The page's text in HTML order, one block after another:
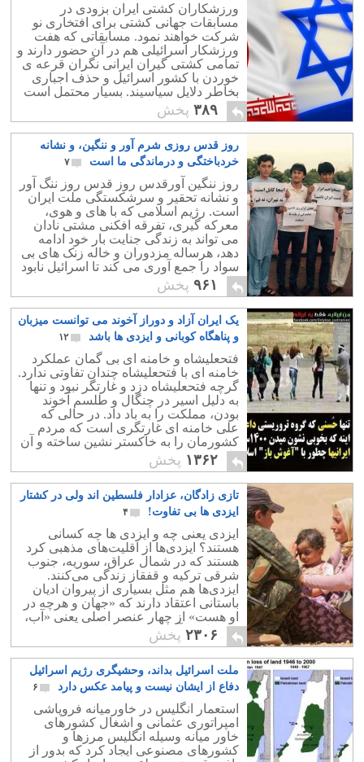
خدای دروغین شما دل بسته اند.
ورزشکاران کشتی ایران بزودی در
مسابقات جهانی کشتی برای افتخاری نو
شرکت خواهند نمود. مسابقاتی که هفت
ورزشکار اسرائیلی هم در آن حضور دارند و
تمامی کشتی گیران ایرانی نگران قرعه ی
خوردن با کشور اسرائیل و حذف اجباری
بخاطر دلایل سیاسیند. بسیار محتمل است
که چندین امید طلایی ایران از جمله حمید
سوریان با برخوردن با حریف اسرائیلی ، از
مسابقات حذف شوند!
۳۸۹ پخش
روز قدس روزی شرم آور و ننگین، و نشانه
خردباختگی و درماندگی ما است
۷
روز ننگین آورقدس روز قدس روز ننگ آور
و نشانه تحقیر و سرشکستگی ملت ایران
است. رژیم اسلامی که با های و هوی،
معرکه گیری، تفرقه افکنی مشتی نادان
می تواند به زندگی جنایت بار خود ادامه
دهد، هرساله مزدوران و خاله زنک های بی
سواد را جمع آوری می کند تا اسرائیل نابود
شود تا تازیان همچنان بر سر قدرت بمانند.
۹۶۱ پخش
یک ایران آزاد و دوراز آخوند می توانست میزبان
و پناهگاه کوبانی و ایزدی ها باشد
۱۲
‎فتحعلیشاه و خامنه ای بی گمان عملکرد
گرچه فتحعلیشاه دزد و غارتگر نبود و تنها
به دلیل اسیر در چنگال و طلسم آخوند
بودن، مملکت را به باد داد‫.‬ در حالی که
علی خامنه ای غارتگری است که مردم
کشورمان را به خاکستر نشین ساخته و آن
را به فروپاشی نیز خواهد کشاند.
۱۳۶۲ پخش
تازی زادگان، عزادار فلسطین اند ولی در کشتار
ایزدی ها بی تفاوت!
۴
ایزدی یعنی چه و ایزدی ها چه کسانی
هستند؟ ایزدی‌ها از اقلیت‌های مذهبی کرد
هستند که در شمال عراق، سوریه، جنوب
شرقی ترکیه و قفقاز زندگی می‌کنند.
ایزدی‌ها هم مثل بسیاری از پیروان ادیان
باستانی اعتقاد دارند که «جهان و هرچه در
او هست» از چهار عنصر اصلی یعنی «آب،
باد، خاک و آتش» ترکیب یافته‌است.
۲۳۰۶ پخش
ملت اسرائیل بداند، وحشیگری رژیم اسرائیل
دفاع از ایشان نیست و پیامد عکس دارد
۶
استعمار انگلیس در خاورمیانه فروپاشی
امپراتوری عثمانی و اشغال کشورهای
خاور میانه وسیله انگلیس مرزها و
کشورهای مصنوعی ایجاد کرد که بدور از